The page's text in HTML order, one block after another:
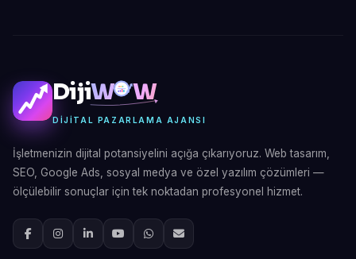
DijiW W
DIJITAL PAZARLAMA AJANSI
İşletmenizin dijital potansiyelini açığa çıkarıyoruz. Web tasarım,
SEO, Google Ads, sosyal medya ve özel yazılım çözümleri —
ölçülebilir sonuçlar için tek noktadan profesyonel hizmet.